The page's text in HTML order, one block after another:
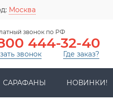
Москва
звонок по РФ
444-32-40
звонок Где заказ?
САРАФАНЫ НОВИНКИ!